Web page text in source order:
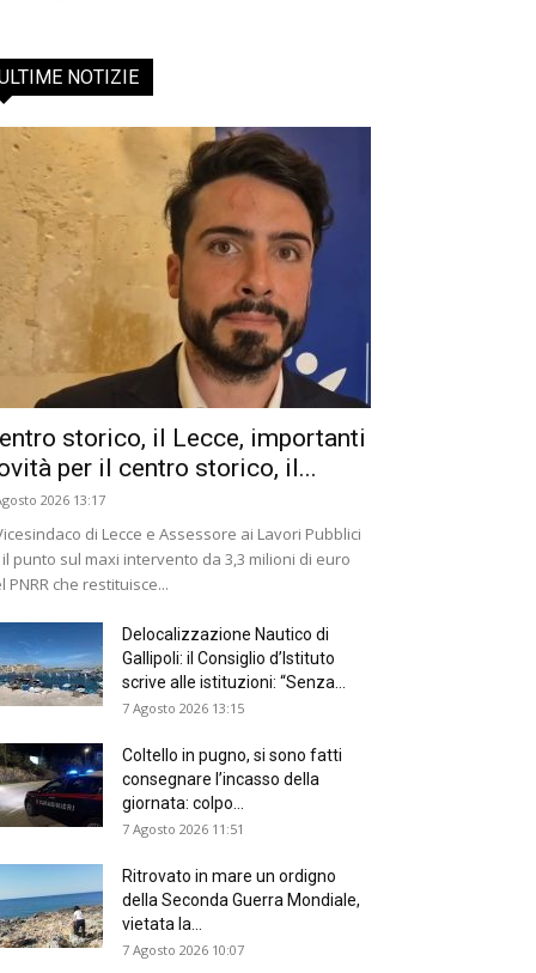
NOTIZIE
storico, il Lecce, importanti
per il centro storico, il...
2026 13:17
di Lecce e ​Assessore ai Lavori Pubblici
punto sul maxi intervento da 3,3 milioni di euro
PNRR che restituisce...
Delocalizzazione Nautico di
Gallipoli: il Consiglio d’Istituto
scrive alle istituzioni: “Senza...
7 Agosto 2026 13:15
Coltello in pugno, si sono fatti
consegnare l’incasso della
giornata: colpo...
7 Agosto 2026 11:51
Ritrovato in mare un ordigno
della Seconda Guerra Mondiale,
vietata la...
7 Agosto 2026 10:07